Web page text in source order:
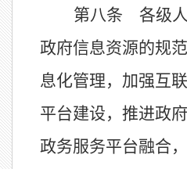
第八条 各级
政府信息资源的规
息化管理，加强互
平台建设，推进政
政务服务平台融合